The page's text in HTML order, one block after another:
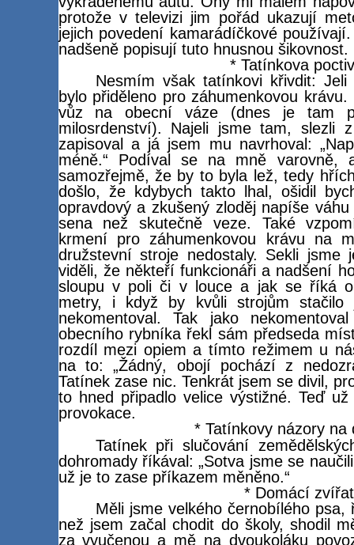
protože v televizi jim pořád ukazují
jejich povedení kamarádíčkové
nadšeně popisují tuto hnusnou šikovnost.
* Tatínkova
Nesmím však tatínkovi křivdit:
bylo přiděleno pro záhumenkovou
vůz na obecní váze (dnes je tam
milosrdenství). Najeli jsme tam, slezli
zapisoval a já jsem mu navrhoval:
méně.“ Podíval se na mně varovně,
samozřejmě, že by to byla lež, tedy
došlo, že kdybych takto lhal, ošidil
opravdový a zkušený zloděj napíše
sena než skutečně veze. Také
krmení pro záhumenkovou krávu na
družstevní stroje nedostaly. Sekli
viděli, že někteří funkcionáři a nadšení
sloupu v poli či v louce a jak se říká
metry, i když by kvůli strojům
nekomentoval. Tak jako
obecního rybníka řekl sám předseda
rozdíl mezi opiem a tímto režimem u
na to: „Žádný, obojí pochází z
Tatínek zase nic. Tenkrát jsem se divil,
to hned připadlo velice výstižné. Teď
provokace.
* Tatínkovy názory na
Tatínek při slučování
dohromady říkával: „Sotva jsme se
už je to zase příkazem měněno.“
* Domácí
Měli jsme velkého černobílého
než jsem začal chodit do školy, shodil
za vyučenou a mě na dvoukoláku